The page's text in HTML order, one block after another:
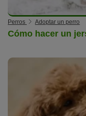
Perros Adoptar un perro
Cómo hacer un